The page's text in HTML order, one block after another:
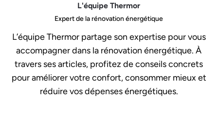
L'équipe Thermor
Expert de la rénovation énergétique
L’équipe Thermor partage son expertise pour vous
accompagner dans la rénovation énergétique. À
travers ses articles, profitez de conseils concrets
pour améliorer votre confort, consommer mieux et
réduire vos dépenses énergétiques.